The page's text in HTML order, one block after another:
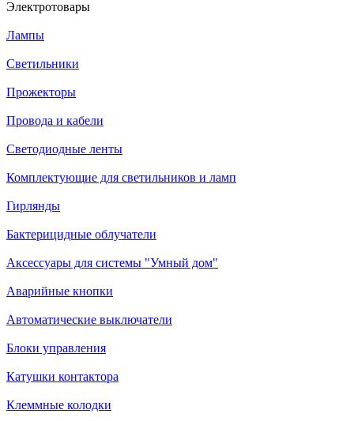
Электротовары
Лампы
Светильники
Прожекторы
Провода и кабели
Светодиодные ленты
Комплектующие для светильников и ламп
Гирлянды
Бактерицидные облучатели
Аксессуары для системы "Умный дом"
Аварийные кнопки
Автоматические выключатели
Блоки управления
Катушки контактора
Клеммные колодки